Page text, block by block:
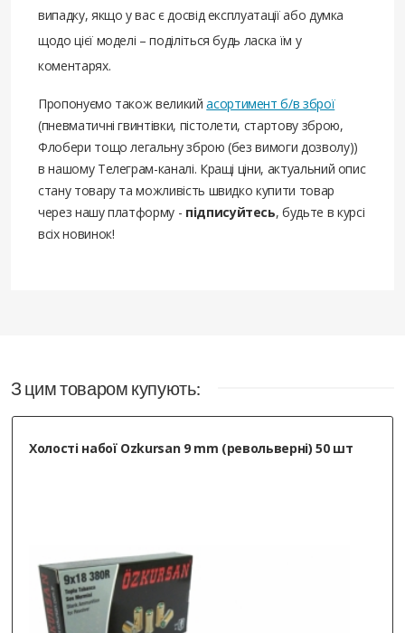
випадку, якщо у вас є досвід експлуатації або думка
щодо цієї моделі – поділіться будь ласка їм у
коментарях.
Пропонуємо також великийасортимент б/в зброї
(пневматичні гвинтівки, пістолети, стартову зброю,
Флобери тощо легальну зброю (без вимоги дозволу))
в нашому Телеграм-каналі. Кращі ціни, актуальний опис
стану товару та можливість швидко купити товар
через нашу платформу - підписуйтесь, будьте в курсі
всіх новинок!
З цим товаром купують:
Холості набої Ozkursan 9 mm (револьверні) 50 шт